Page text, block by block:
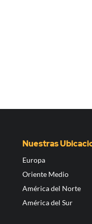
Nuestras
Europa
Oriente Medio
América del Norte
América del Sur